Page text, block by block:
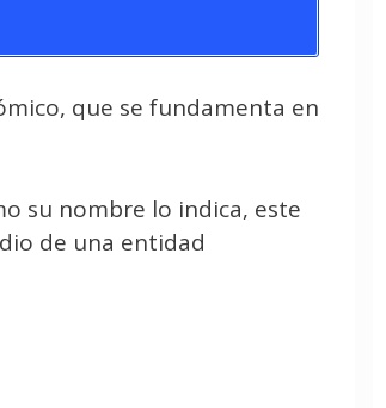
que se fundamenta en
su nombre lo indica, este
de una entidad